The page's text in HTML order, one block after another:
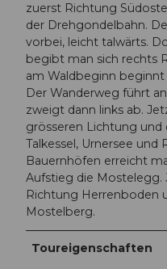
zuerst Richtung
der Drehgondelbahn.
vorbei, leicht talwärts.
begibt man sich rechts
am Waldbeginn
Der Wanderweg führt
zweigt dann links ab.
grösseren Lichtung und
Talkessel, Urnersee und
Bauernhöfen erreicht
Aufstieg die
Richtung Herrenboden
Mostelberg.
Toureigenschaften